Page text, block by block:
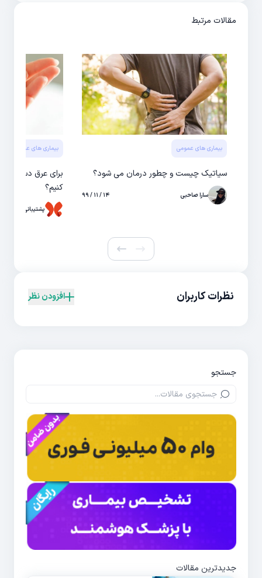
مقالات مرتبط
بیماری های عمومی
سیاتیک چیست و چطور درمان می شود؟
سارا صاحبی ۱۴ / ۱۱ / ۹۹
بیماری های عمومی
برای عرق دست و
کنیم؟
پشتیبانی حال
نظرات کاربران افزودن نظر
جستجو
جدیدترین مقالات